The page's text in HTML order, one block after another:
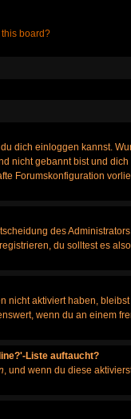
board?
dich einloggen kannst.
nicht gebannt bist und
Forumskonfiguration
des
du solltest es
nicht aktiviert haben,
wenn du an einem
Liste auftaucht?
, und wenn du diese